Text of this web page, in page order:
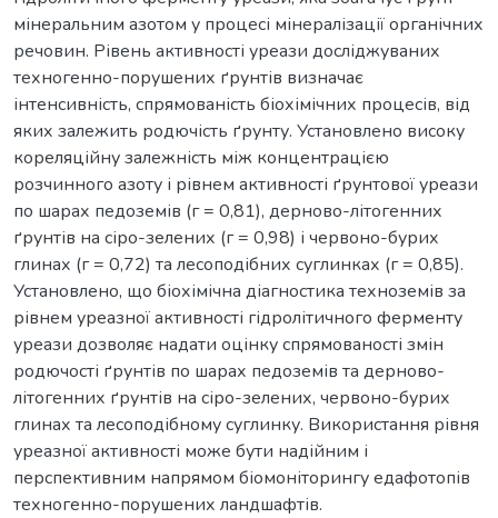
мінеральним азотом у процесі мінералізації органічних
речовин. Рівень активності уреази досліджуваних
техногенно-порушених ґрунтів визначає
інтенсивність, спрямованість біохімічних процесів, від
яких залежить родючість ґрунту. Установлено високу
кореляційну залежність між концентрацією
розчинного азоту і рівнем активності ґрунтової уреази
по шарах педоземів (г = 0,81), дерново-літогенних
ґрунтів на сіро-зелених (г = 0,98) і червоно-бурих
глинах (г = 0,72) та лесоподібних суглинках (г = 0,85).
Установлено, що біохімічна діагностика техноземів за
рівнем уреазної активності гідролітичного ферменту
уреази дозволяє надати оцінку спрямованості змін
родючості ґрунтів по шарах педоземів та дерново-
літогенних ґрунтів на сіро-зелених, червоно-бурих
глинах та лесоподібному суглинку. Використання рівня
уреазної активності може бути надійним і
перспективним напрямом біомоніторингу едафотопів
техногенно-порушених ландшафтів.